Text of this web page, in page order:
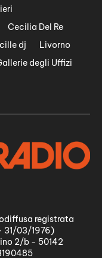
Cecilia Del Re
dj
Livorno
degli Uffizi
registrata
31/03/1976)
2/b - 50142